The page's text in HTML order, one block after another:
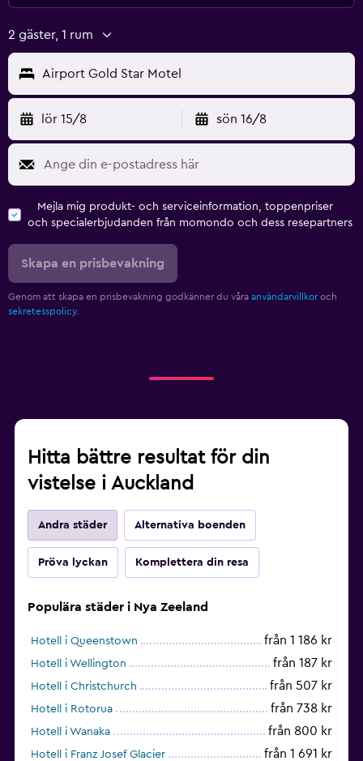
2 gäster, 1 rum
Airport Gold Star Motel
lör 15/8 sön 16/8
Mejla mig produkt- och serviceinformation, toppenpriser
och specialerbjudanden från momondo och dess resepartners
Skapa en prisbevakning
Genom att skapa en prisbevakning godkänner du våra användarvillkor och
sekretesspolicy.
Hitta bättre resultat för din
vistelse i Auckland
Andra städer Alternativa boenden
Pröva lyckan Komplettera din resa
Populära städer i Nya Zeeland
Hotell i Queenstown från 1 186 kr
Hotell i Wellington från 187 kr
Hotell i Christchurch från 507 kr
Hotell i Rotorua från 738 kr
Hotell i Wanaka från 800 kr
Hotell i Franz Josef Glacier från 1 691 kr